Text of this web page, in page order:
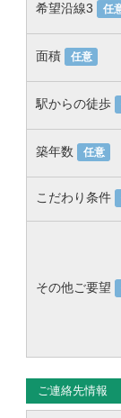
希望沿線3 任
面積 任意
駅からの徒歩
築年数 任意
こだわり条件
その他ご要望
ご連絡先情報